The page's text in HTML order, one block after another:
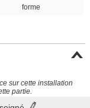
forme
sur cette installation
partie.